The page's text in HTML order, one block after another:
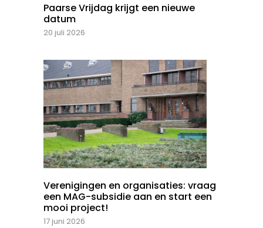
Paarse Vrijdag krijgt een nieuwe
datum
20 juli 2026
Verenigingen en organisaties: vraag
een MAG-subsidie aan en start een
mooi project!
17 juni 2026